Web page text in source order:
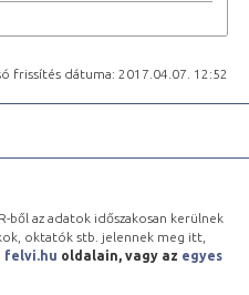
frissítés dátuma: 2017.04.07. 12:52
ből az adatok időszakosan kerülnek
oktatók stb. jelennek meg itt,
felvi.hu oldalain, vagy az egyes